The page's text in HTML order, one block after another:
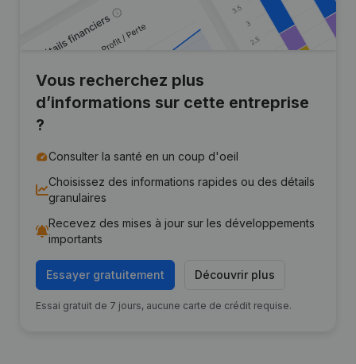
Vous recherchez plus
d’informations sur cette entreprise
?
Consulter la santé en un coup d'oeil
Choisissez des informations rapides ou des détails
granulaires
Recevez des mises à jour sur les développements
importants
Essayer gratuitement Découvrir plus
Essai gratuit de 7 jours, aucune carte de crédit requise.